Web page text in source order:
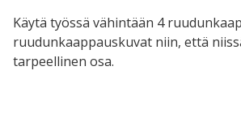
Käytä työssä vähintään 4
ruudunkaappauskuvat niin, että
tarpeellinen osa.